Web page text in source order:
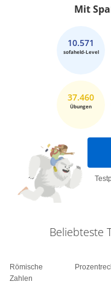
dir dabei. Kappu
für Kappu kein
Mit
10.571
sofaheld-Level
37.460
Übungen
Beliebteste
Römische
Zahlen